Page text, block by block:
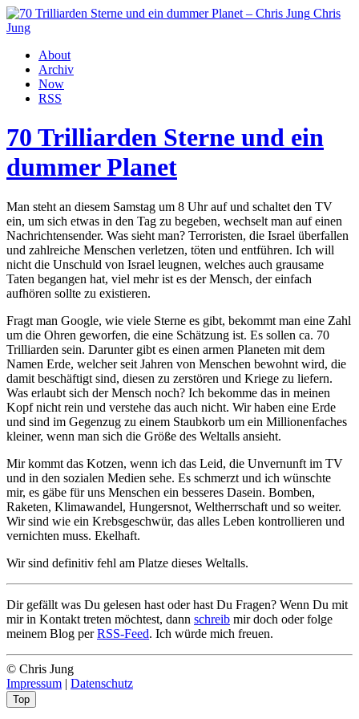
Chris
Jung
About
Archiv
Now
RSS
70 Trilliarden Sterne und ein
dummer Planet
Man steht an diesem Samstag um 8 Uhr auf und schaltet den TV
ein, um sich etwas in den Tag zu begeben, wechselt man auf einen
Nachrichtensender. Was sieht man? Terroristen, die Israel überfallen
und zahlreiche Menschen verletzen, töten und entführen. Ich will
nicht die Unschuld von Israel leugnen, welches auch grausame
Taten begangen hat, viel mehr ist es der Mensch, der einfach
aufhören sollte zu existieren.
Fragt man Google, wie viele Sterne es gibt, bekommt man eine Zahl
um die Ohren geworfen, die eine Schätzung ist. Es sollen ca. 70
Trilliarden sein. Darunter gibt es einen armen Planeten mit dem
Namen Erde, welcher seit Jahren von Menschen bewohnt wird, die
damit beschäftigt sind, diesen zu zerstören und Kriege zu liefern.
Was erlaubt sich der Mensch noch? Ich bekomme das in meinen
Kopf nicht rein und verstehe das auch nicht. Wir haben eine Erde
und sind im Gegenzug zu einem Staubkorb um ein Millionenfaches
kleiner, wenn man sich die Größe des Weltalls ansieht.
Mir kommt das Kotzen, wenn ich das Leid, die Unvernunft im TV
und in den sozialen Medien sehe. Es schmerzt und ich wünschte
mir, es gäbe für uns Menschen ein besseres Dasein. Bomben,
Raketen, Klimawandel, Hungersnot, Weltherrschaft und so weiter.
Wir sind wie ein Krebsgeschwür, das alles Leben kontrollieren und
vernichten muss. Ekelhaft.
Wir sind definitiv fehl am Platze dieses Weltalls.
Dir gefällt was Du gelesen hast oder hast Du Fragen? Wenn Du mit
mir in Kontakt treten möchtest, dann schreib mir doch oder folge
meinem Blog perRSS-Feed. Ich würde mich freuen.
© Chris Jung
Impressum | Datenschutz
Top